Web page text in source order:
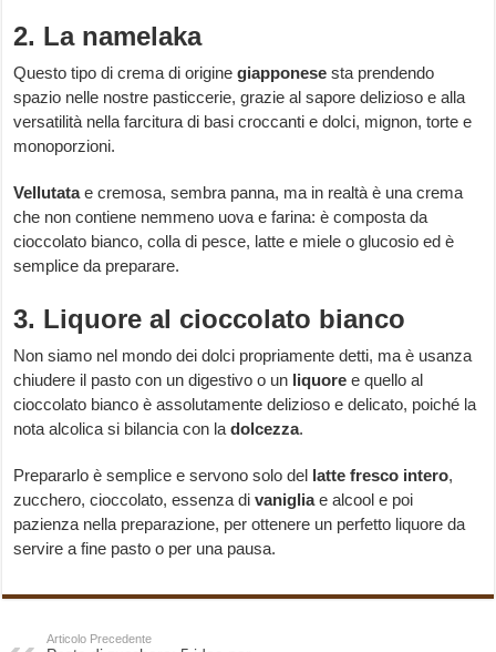
2. La namelaka
Questo tipo di crema di originegiapponese sta prendendo
spazio nelle nostre pasticcerie, grazie al sapore delizioso e alla
versatilità nella farcitura di basi croccanti e dolci, mignon, torte e
monoporzioni.
Vellutatae cremosa, sembra panna, ma in realtà è una crema
che non contiene nemmeno uova e farina: è composta da
cioccolato bianco, colla di pesce, latte e miele o glucosio ed è
semplice da preparare.
3. Liquore al cioccolato bianco
Non siamo nel mondo dei dolci propriamente detti, ma è usanza
chiudere il pasto con un digestivo o un liquore e quello al
cioccolato bianco è assolutamente delizioso e delicato, poiché la
nota alcolica si bilancia con ladolcezza.
Prepararlo è semplice e servono solo del latte fresco intero,
zucchero, cioccolato, essenza divanigliae alcool e poi
pazienza nella preparazione, per ottenere un perfetto liquore da
servire a fine pasto o per una pausa.
Articolo Precedente